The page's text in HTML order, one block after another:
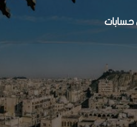
حسابات